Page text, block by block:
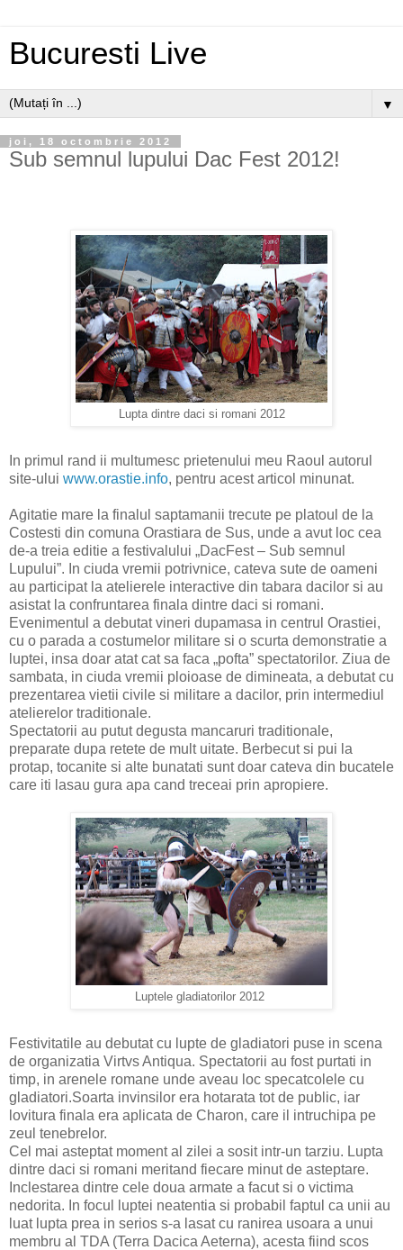
Bucuresti Live
▼
joi, 18 octombrie 2012
Sub semnul lupului Dac Fest 2012!
Lupta dintre daci si romani 2012
In primul rand ii multumesc prietenului meu Raoul autorul
site-ului www.orastie.info, pentru acest articol minunat.
Agitatie mare la finalul saptamanii trecute pe platoul de la
Costesti din comuna Orastiara de Sus, unde a avut loc cea
de-a treia editie a festivalului „DacFest – Sub semnul
Lupului”. In ciuda vremii potrivnice, cateva sute de oameni
au participat la atelierele interactive din tabara dacilor si au
asistat la confruntarea finala dintre daci si romani.
Evenimentul a debutat vineri dupamasa in centrul Orastiei,
cu o parada a costumelor militare si o scurta demonstratie a
luptei, insa doar atat cat sa faca „pofta” spectatorilor. Ziua de
sambata, in ciuda vremii ploioase de dimineata, a debutat cu
prezentarea vietii civile si militare a dacilor, prin intermediul
atelierelor traditionale.
Spectatorii au putut degusta mancaruri traditionale,
preparate dupa retete de mult uitate. Berbecut si pui la
protap, tocanite si alte bunatati sunt doar cateva din bucatele
care iti lasau gura apa cand treceai prin apropiere.
Luptele gladiatorilor 2012
Festivitatile au debutat cu lupte de gladiatori puse in scena
de organizatia Virtvs Antiqua. Spectatorii au fost purtati in
timp, in arenele romane unde aveau loc specatcolele cu
gladiatori.Soarta invinsilor era hotarata tot de public, iar
lovitura finala era aplicata de Charon, care il intruchipa pe
zeul tenebrelor.
Cel mai asteptat moment al zilei a sosit intr-un tarziu. Lupta
dintre daci si romani meritand fiecare minut de asteptare.
Inclestarea dintre cele doua armate a facut si o victima
nedorita. In focul luptei neatentia si probabil faptul ca unii au
luat lupta prea in serios s-a lasat cu ranirea usoara a unui
membru al TDA (Terra Dacica Aeterna), acesta fiind scos